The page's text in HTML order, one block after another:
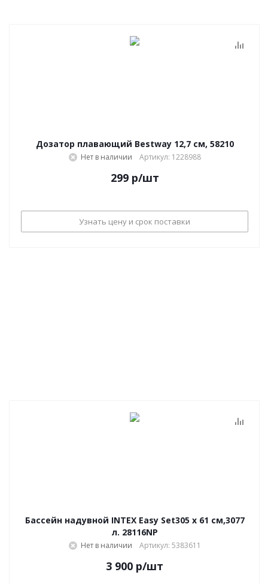
Дозатор плавающий Bestway 12,7 см, 58210
Нет в наличии Артикул: 1228988
299р/шт
Узнать цену и срок поставки
Бассейн надувной INTEX Easy Set305 х 61 см,3077
л. 28116NP
Нет в наличии Артикул: 5383611
3 900 р/шт